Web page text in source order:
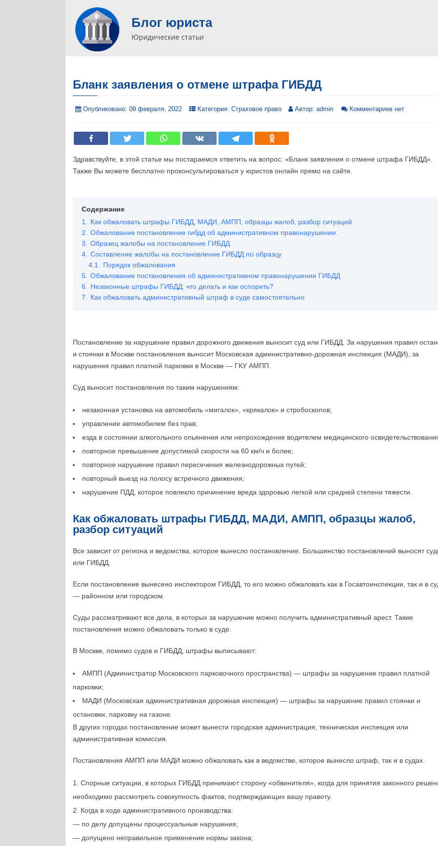
Блог юриста
Юридические статьи
Бланк заявления о отмене штрафа ГИБДД
Опубликовано:09 февраля, 2022 Категория:Страховое право Автор:admin Комментариев нет
Здравствуйте, в этой статье мы постараемся ответить на вопрос: «Бланк заявления о отмене штрафа ГИБДД».
Также Вы можете бесплатно проконсультироваться у юристов онлайн прямо на сайте.
Содержание
1.
Как обжаловать штрафы ГИБДД, МАДИ, АМПП, образцы жалоб, разбор ситуаций
2.
Обжалование постановление гибдд об административном правонарушении.
3.
Образец жалобы на постановление ГИБДД
4.
Составление жалобы на постановление ГИБДД по образцу
4.1.
Порядок обжалования
5.
Обжалование постановления об административном правонарушении ГИБДД
6.
Незаконные штрафы ГИБДД: что делать и как оспорить?
7.
Как обжаловать административный штраф в суде самостоятельно
Постановление за нарушение правил дорожного движения выносит суд или ГИБДД. За нарушения правил
и стоянки в Москве постановления выносит Московская административно-дорожная инспекция (МАДИ), за
нарушения правил платной парковки в Москве — ГКУ АМПП.
Суд выносит постановления по таким нарушениям:
незаконная установка на автомобиль «мигалок», «крякалок» и стробоскопов;
управление автомобилем без прав;
езда в состоянии алкогольного опьянения или непрохождение водителем медицинского
повторное превышение допустимой скорости на 60 км/ч и более;
повторное нарушение правил пересечения железнодорожных путей;
повторный выезд на полосу встречного движения;
нарушение ПДД, которое повлекло причинение вреда здоровью легкой или средней степени тяжести.
Как обжаловать штрафы ГИБДД, МАДИ, АМПП, образцы жалоб,
разбор ситуаций
Все зависит от региона и ведомства, которое вынесло постановление. Большинство постановлений выносят
или ГИБДД.
Если постановление вынесено инспектором ГИБДД, то его можно обжаловать как в Госавтоинспекции, так и в
— районном или городском.
Суды рассматривают все дела, в которых за нарушение можно получить административный арест. Такие
постановления можно обжаловать только в суде.
В Москве, помимо судов и ГИБДД, штрафы выписывают:
АМПП (Администратор Московского парковочного пространства) — штрафы за нарушение правил платной
парковки;
МАДИ (Московская административная дорожная инспекция) — штрафы за нарушение правил стоянки и
остановки, парковку на газоне.
В других городах постановление может вынести городская администрация, техническая инспекция или
административная комиссия.
Постановления АМПП или МАДИ можно обжаловать как в ведомстве, которое вынесло штраф, так и в судах.
Спорные ситуации, в которых ГИБДД принимают сторону «обвинителя», когда для принятия законного
необходимо рассмотреть совокупность фактов, подтверждающих вашу правоту.
Когда в ходе административного производства:
— по делу допущены процессуальные нарушения;
— допущено неправильное применение нормы закона;